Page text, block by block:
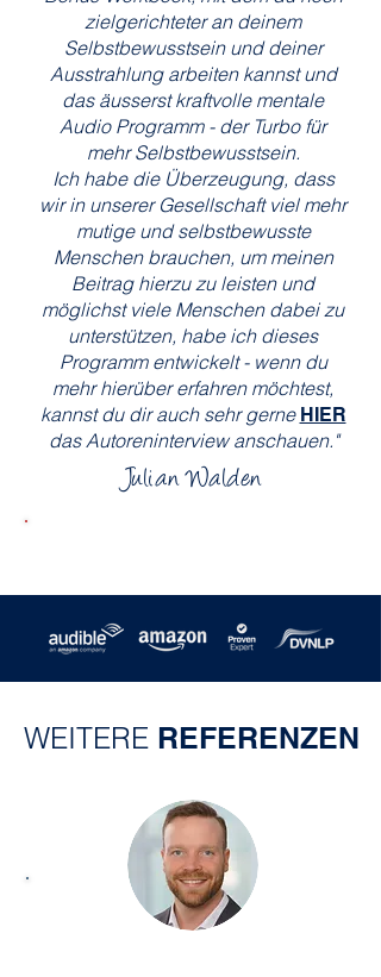
zielgerichteter an deinem
Selbstbewusstsein und deiner
Ausstrahlung arbeiten kannst und
das äusserst kraftvolle mentale
Audio Programm - der Turbo für
mehr Selbstbewusstsein.
Ich habe die Überzeugung, dass
wir in unserer Gesellschaft viel mehr
mutige und selbstbewusste
Menschen brauchen, um meinen
Beitrag hierzu zu leisten und
möglichst viele Menschen dabei zu
unterstützen, habe ich dieses
Programm entwickelt - wenn du
mehr hierüber erfahren möchtest,
kannst du dir auch sehr gerne HIER
das Autoreninterview anschauen."
Julian Walden
WEITERE REFERENZEN